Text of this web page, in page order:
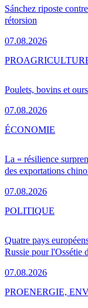
Sánchez riposte
rétorsion
07.08.2026
Poulets, bovins et
07.08.2026
PRO
La « résilience
des exportations
07.08.2026
ÉCONOMIE
Quatre pays
Russie pour l'Ossétie
07.08.2026
POLITIQUE
PROENERGIE,